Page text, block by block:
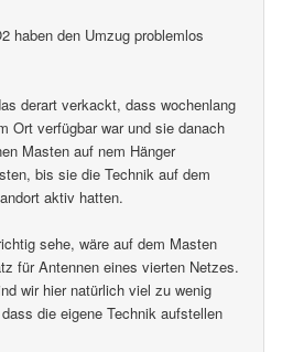
haben den Umzug problemlos
derart verkackt, dass wochenlang
Ort verfügbar war und sie danach
Masten auf nem Hänger
bis sie die Technik auf dem
aktiv hatten.
sehe, wäre auf dem Masten
für Antennen eines vierten Netzes.
wir hier natürlich viel zu wenig
die eigene Technik aufstellen